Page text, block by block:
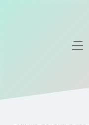
Gizlilik